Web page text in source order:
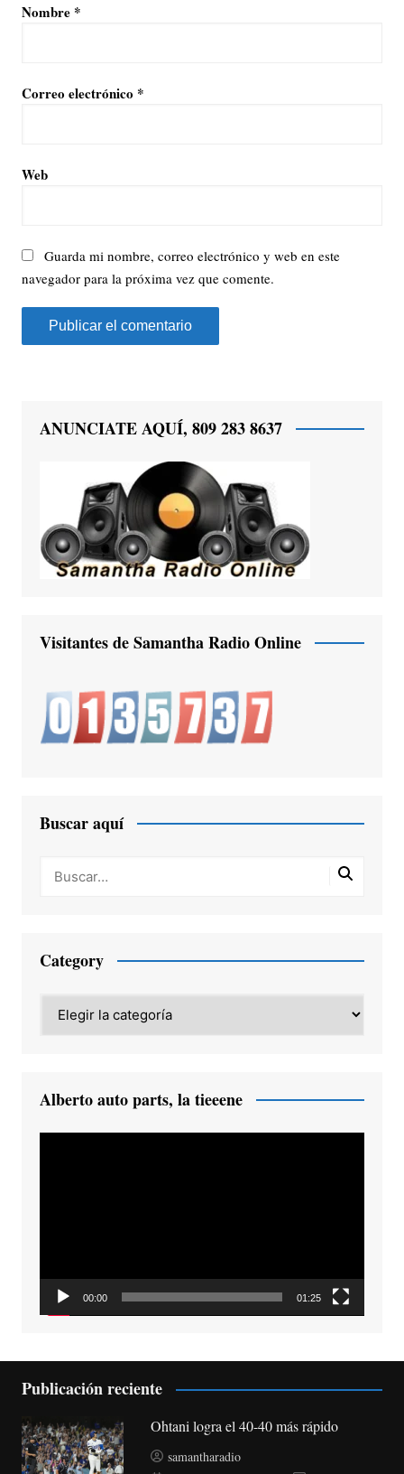
Nombre *
Correo electrónico *
Web
Guarda mi nombre, correo electrónico y web en este
navegador para la próxima vez que comente.
ANUNCIATE AQUÍ, 809 283 8637
Visitantes de Samantha Radio Online
Buscar aquí
Category
Alberto auto parts, la tieeene
00:00 01:25
Publicación reciente
Ohtani logra el 40-40 más rápido
samantharadio